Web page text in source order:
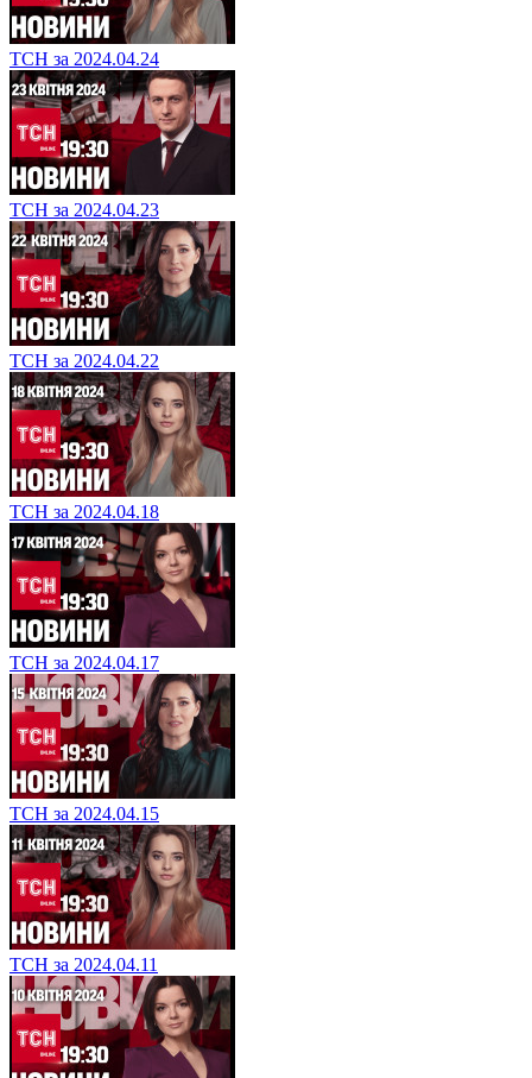
ТСН за 2024.04.24
ТСН за 2024.04.23
ТСН за 2024.04.22
ТСН за 2024.04.18
ТСН за 2024.04.17
ТСН за 2024.04.15
ТСН за 2024.04.11